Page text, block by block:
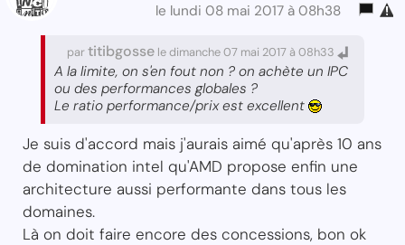
le lundi 08 mai 2017 à 08h38
partitibgosse le dimanche 07 mai 2017 à 08h33
A la limite, on s'en fout non ? on achète un IPC
ou des performances globales ?
Le ratio performance/prix est excellent
Je suis d'accord mais j'aurais aimé qu'après 10 ans
de domination intel qu'AMD propose enfin une
architecture aussi performante dans tous les
domaines.
Là on doit faire encore des concessions, bon ok